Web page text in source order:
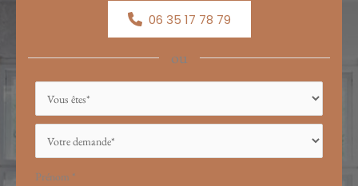
06 35 17 78 79
ou
simple
Prénom *